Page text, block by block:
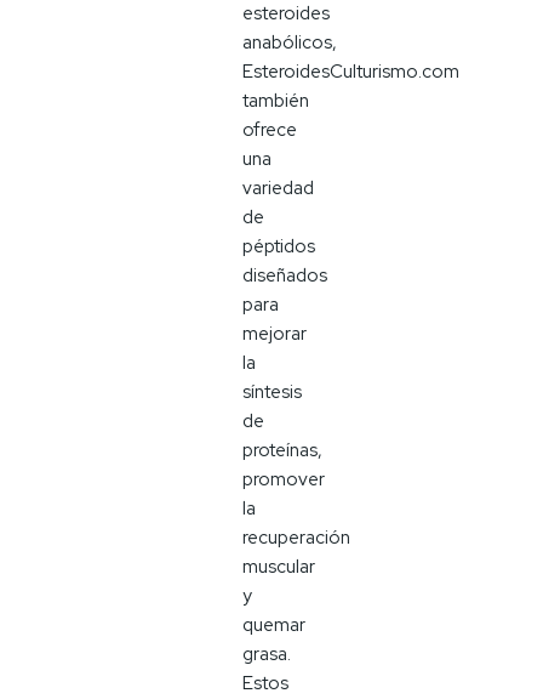
esteroides
anabólicos,
EsteroidesCulturismo.com
también
ofrece
una
variedad
de
péptidos
diseñados
para
mejorar
la
síntesis
de
proteínas,
promover
la
recuperación
muscular
y
quemar
grasa.
Estos